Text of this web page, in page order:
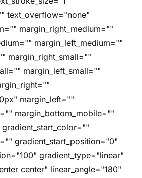
text_overflow="none"
margin_right_medium=""
margin_left_medium=""
margin_right_small=""
margin_left_small=""
margin_left=""
margin_bottom_mobile=""
gradient_start_position="0"
gradient_type="linear"
center" linear_angle="180"